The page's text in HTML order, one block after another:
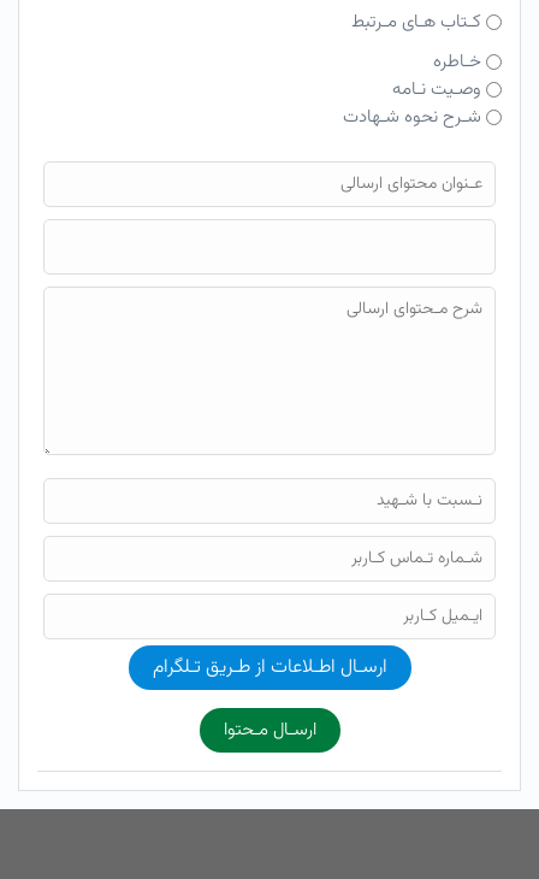
کـتاب هـای مـرتبط
خـاطره
وصـیت نـامه
شـرح نحوه شـهادت
فایل محتوای ارسالی
ارسـال اطـلاعات از طـریق تـلگرام
ارسـال مـحتوا